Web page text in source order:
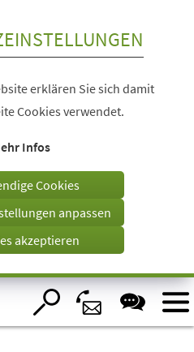
erklären Sie sich damit
Cookies verwendet.
Infos
Cookies
anpassen
akzeptieren